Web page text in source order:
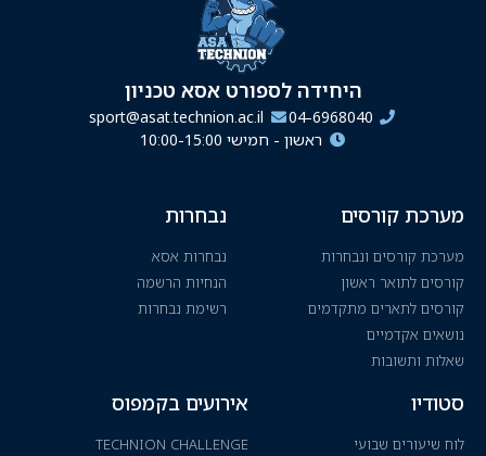
היחידה לספורט אסא טכניון
04-6968040
sport@asat.technion.ac.il
ראשון - חמישי 10:00-15:00
מערכת קורסים
מערכת קורסים ונבחרות
קורסים לתואר ראשון
קורסים לתארים מתקדמים
נושאים אקדמיים
שאלות ותשובות
נבחרות
נבחרות אסא
הנחיות הרשמה
רשימת נבחרות
סטודיו
לוח שיעורים שבועי
אירועים בקמפוס
TECHNION CHALLENGE